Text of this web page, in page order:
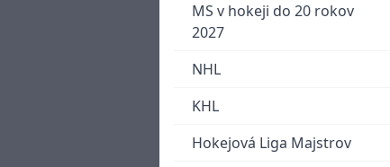
MS v hokeji do 20 rokov
2027
NHL
KHL
Hokejová Liga Majstrov